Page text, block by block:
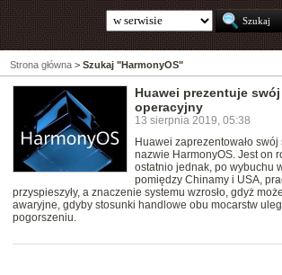
Strona główna > Szukaj "HarmonyOS"
Huawei prezentuje
operacyjny
13 sierpnia 2019, 05:38
Huawei zaprezentowało
nazwie HarmonyOS. Jest on
ostatnio jednak, po wybuchu
pomiędzy Chinamy i USA,
przyspieszyły, a znaczenie systemu wzrosło, gdyż
awaryjne, gdyby stosunki handlowe obu mocarstw
pogorszeniu.